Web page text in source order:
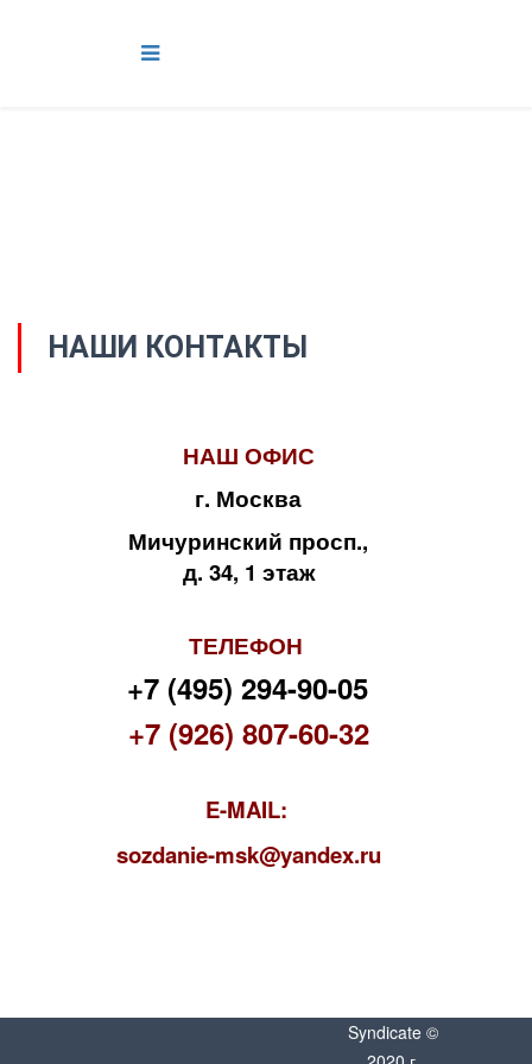
НАШИ КОНТАКТЫ
НАШ ОФИС
г. Москва
Мичуринский просп.,
д. 34, 1 этаж
ТЕЛЕФОН
+7 (495) 294-90-05
+7 (926) 807-60-32
E-MAIL:
sozdanie-msk@yandex.ru
Syndicate ©